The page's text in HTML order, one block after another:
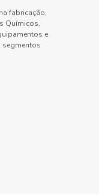
fabricação,
Químicos,
e